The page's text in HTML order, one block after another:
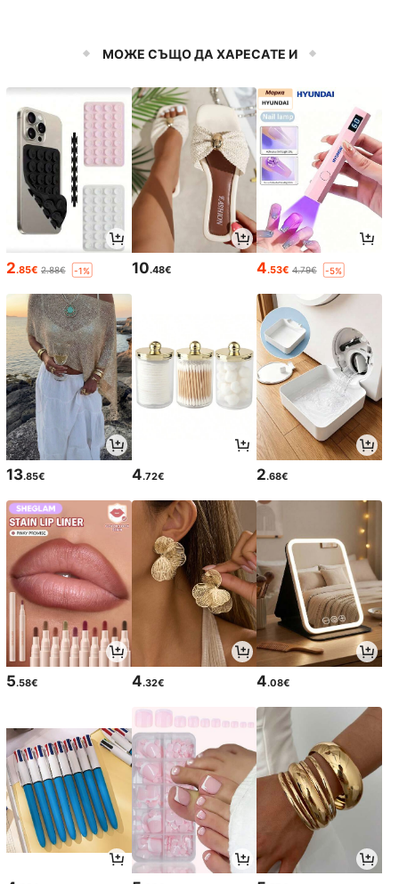
МОЖЕ СЪЩО ДА ХАРЕСАТЕ И
2.85€ 2.88€ -1% 10.48€ 4.53€ 4.79€ -5%
13.85€ 4.72€ 2.68€
5.58€ 4.32€ 4.08€